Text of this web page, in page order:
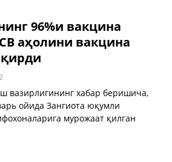
96%и вакцина
аҳолини вакцина
вазирлигининг хабар беришича,
ойида Зангиота юқумли
мурожаат қилган
фоизи (8243 нафар) коронавирусга